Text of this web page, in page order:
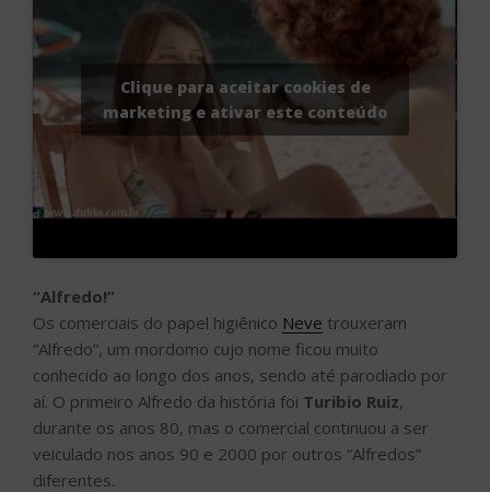
Clique para aceitar cookies de
marketing e ativar este conteúdo
“Alfredo!”
Os comerciais do papel higiênico Neve trouxeram
“Alfredo”, um mordomo cujo nome ficou muito
conhecido ao longo dos anos, sendo até parodiado por
aí. O primeiro Alfredo da história foi Turibio Ruiz,
durante os anos 80, mas o comercial continuou a ser
veiculado nos anos 90 e 2000 por outros “Alfredos”
diferentes.